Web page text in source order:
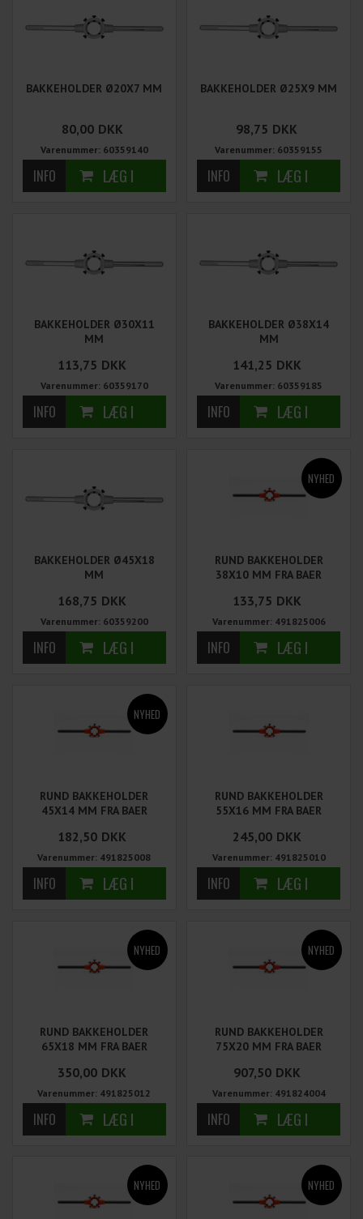
BAKKEHOLDER Ø20X7 MM
80,00 DKK
Varenummer: 60359140
BAKKEHOLDER Ø25X9 MM
98,75 DKK
Varenummer: 60359155
BAKKEHOLDER Ø30X11
MM
113,75 DKK
Varenummer: 60359170
BAKKEHOLDER Ø38X14
MM
141,25 DKK
Varenummer: 60359185
BAKKEHOLDER Ø45X18
MM
168,75 DKK
Varenummer: 60359200
RUND BAKKEHOLDER
38X10 MM FRA BAER
133,75 DKK
Varenummer: 491825006
RUND BAKKEHOLDER
45X14 MM FRA BAER
182,50 DKK
Varenummer: 491825008
RUND BAKKEHOLDER
55X16 MM FRA BAER
245,00 DKK
Varenummer: 491825010
RUND BAKKEHOLDER
65X18 MM FRA BAER
350,00 DKK
Varenummer: 491825012
RUND BAKKEHOLDER
75X20 MM FRA BAER
907,50 DKK
Varenummer: 491824004